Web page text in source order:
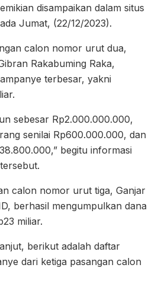
disampaikan dalam situs
Jumat, (22/12/2023).
calon nomor urut dua,
Rakabuming Raka,
terbesar, yakni
sebesar Rp2.000.000.000,
senilai Rp600.000.000, dan
begitu informasi
calon nomor urut tiga, Ganjar
berhasil mengumpulkan dana
miliar.
berikut adalah daftar
dari ketiga pasangan calon